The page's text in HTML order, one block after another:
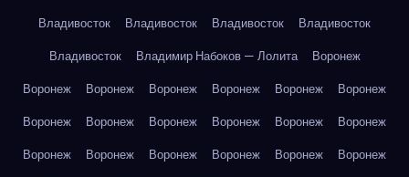
Владивосток
Владивосток Владивосток
Владивосток
Владивосток
Владимир Набоков — Лолита
Воронеж
Воронеж
Воронеж Воронеж Воронеж Воронеж
Воронеж
Воронеж
Воронеж Воронеж Воронеж Воронеж
Воронеж
Воронеж
Воронеж Воронеж Воронеж Воронеж
Воронеж